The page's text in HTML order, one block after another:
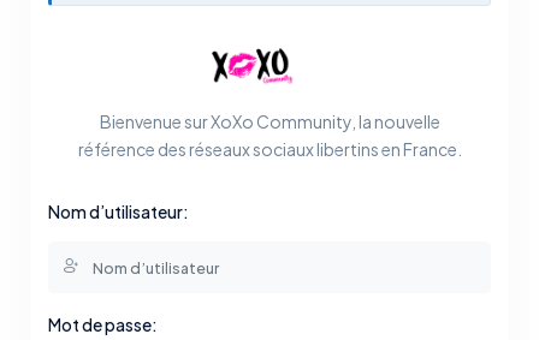
Bienvenue sur XoXo Community, la nouvelle
référence des réseaux sociaux libertins en France.
Nom d’utilisateur:
Mot de passe: